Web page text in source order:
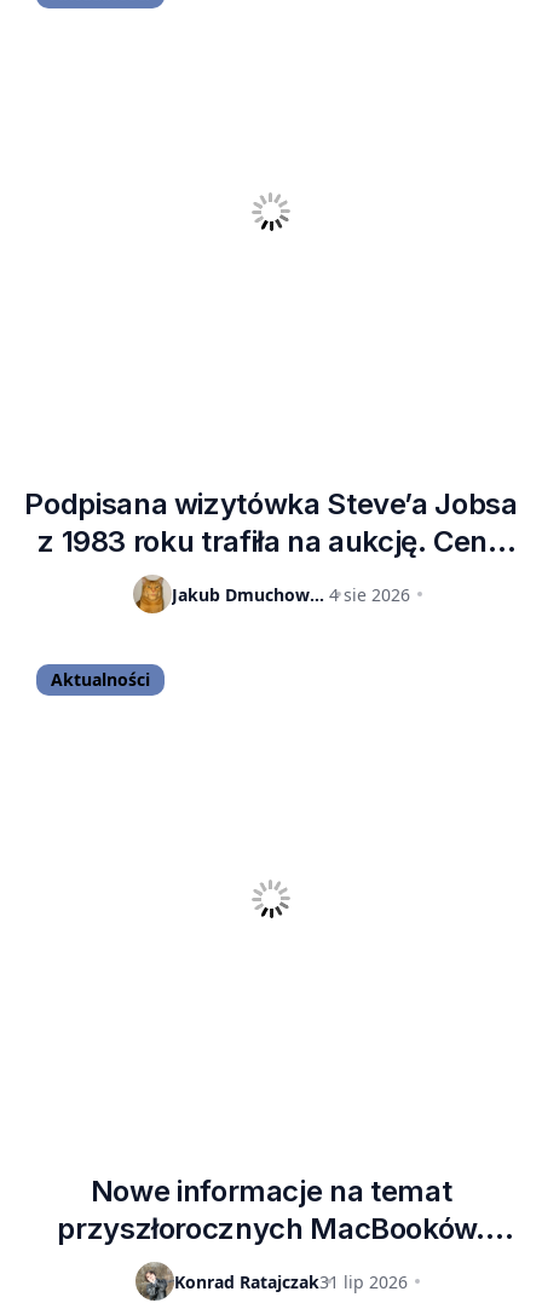
Podpisana wizytówka Steve’a Jobsa
z 1983 roku trafiła na aukcję. Cena
przebiła 85 tysięcy dolarów
Jakub Dmuchowski 4 sie 2026
Aktualności
Nowe informacje na temat
przyszłorocznych MacBooków.
Dynamiczna wyspa, dotykowy OLED
Konrad Ratajczak31 lip 2026